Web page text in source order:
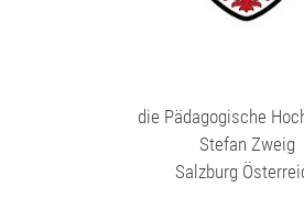
die Pädagogische
Stefan Zweig
Salzburg